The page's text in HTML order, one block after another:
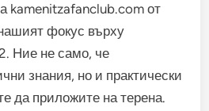
kamenitzafanclub.com от
фокус върху
Ние не само, че
знания, но и практически
да приложите на терена.